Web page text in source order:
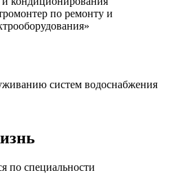
по ремонту и
систем водоснабжения
по специальности